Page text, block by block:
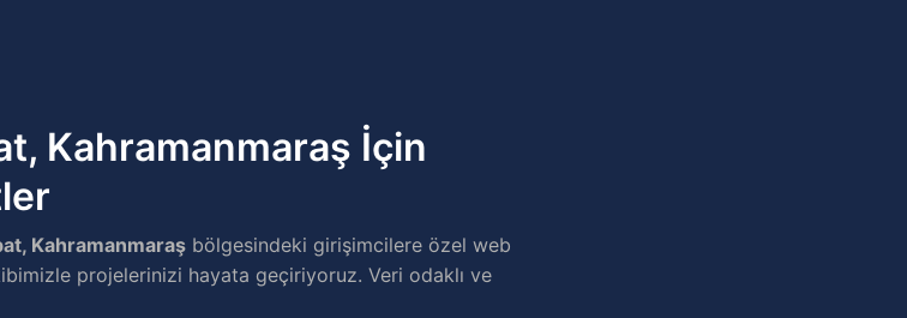
Kahramanmaraş İçin
Kahramanmaraş bölgesindeki girişimcilere özel web
projelerinizi hayata geçiriyoruz. Veri odaklı ve